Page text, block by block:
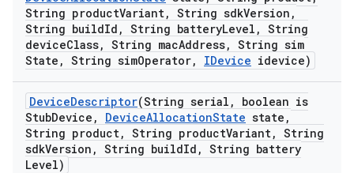
String productVariant, String sdkVersion ,
String buildId , String batteryLevel , String
deviceClass, String macAddress, String sim
State , String simOperator, IDevice idevice)
DeviceDescriptor(String serial ,
boolean is
StubDevice , DeviceAllocationState state ,
String product, String productVariant, String
sdkVersion , String buildId , String battery
Level)